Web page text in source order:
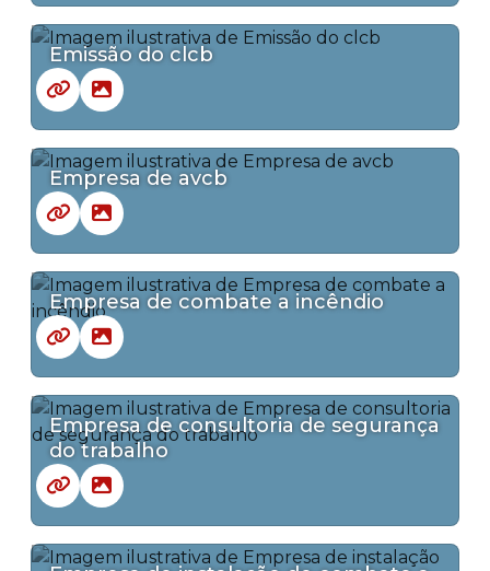
Emissão do clcb
Empresa de avcb
Empresa de combate a incêndio
Empresa de consultoria de segurança
do trabalho